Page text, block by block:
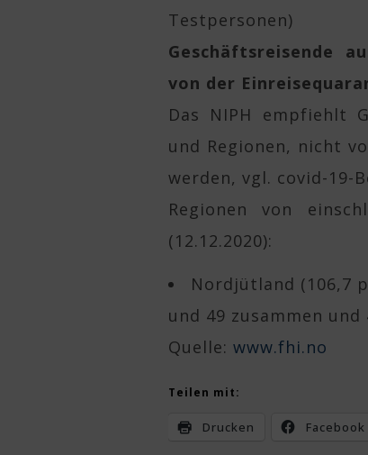
Testpersonen)
Geschäftsreisende
von der
Das NIPH empfiehlt
und Regionen, nicht
werden, vgl. covid-19-
Regionen von
(12.12.2020):
Nordjütland (106,7
und 49 zusammen
Quelle: www.fhi.no
Teilen mit:
Drucken Facebook